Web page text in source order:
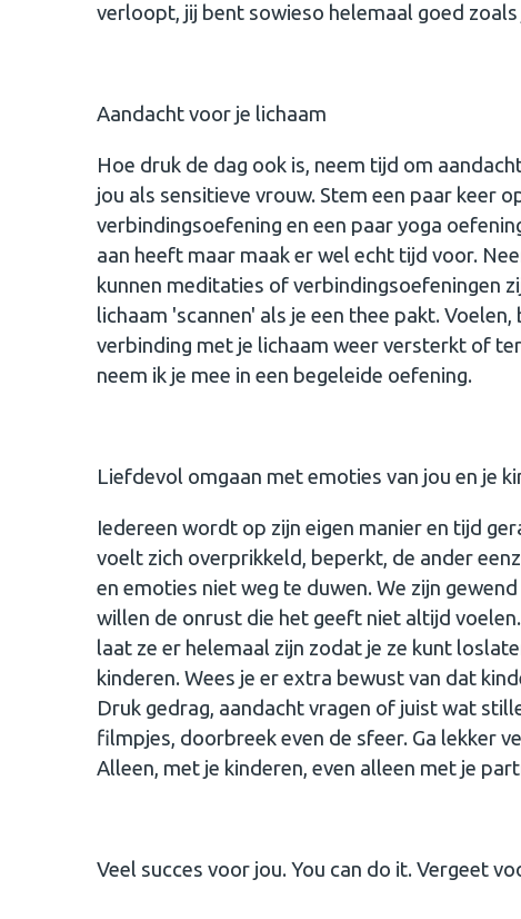
verloopt, jij bent sowieso helemaal goed zoals
Aandacht voor je lichaam
Hoe druk de dag ook is, neem tijd om
jou als sensitieve vrouw. Stem een paar keer
verbindingsoefening en een paar yoga
aan heeft maar maak er wel echt tijd voor.
kunnen meditaties of verbindingsoefeningen
lichaam 'scannen' als je een thee pakt.
verbinding met je lichaam weer versterkt of
neem ik je mee in een begeleide oefening.
Liefdevol omgaan met emoties van jou en je
Iedereen wordt op zijn eigen manier en tijd
voelt zich overprikkeld, beperkt, de ander
en emoties niet weg te duwen. We zijn
willen de onrust die het geeft niet altijd
laat ze er helemaal zijn zodat je ze kunt
kinderen. Wees je er extra bewust van dat
Druk gedrag, aandacht vragen of juist wat
filmpjes, doorbreek even de sfeer. Ga lekker
Alleen, met je kinderen, even alleen met je
Veel succes voor jou. You can do it. Vergeet